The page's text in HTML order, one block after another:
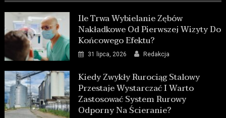
Ile Trwa Wybielanie Zębów
Nakładkowe Od Pierwszej Wizyty Do
Końcowego Efektu?
31 lipca, 2026 Redakcja
Kiedy Zwykły Rurociąg Stalowy
Przestaje Wystarczać I Warto
Zastosować System Rurowy
Odporny Na Ścieranie?